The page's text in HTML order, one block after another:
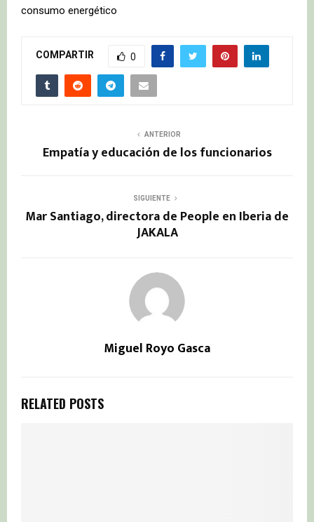
consumo energético
COMPARTIR 0
ANTERIOR
Empatía y educación de los funcionarios
SIGUIENTE
Mar Santiago, directora de People en Iberia de
JAKALA
Miguel Royo Gasca
RELATED POSTS